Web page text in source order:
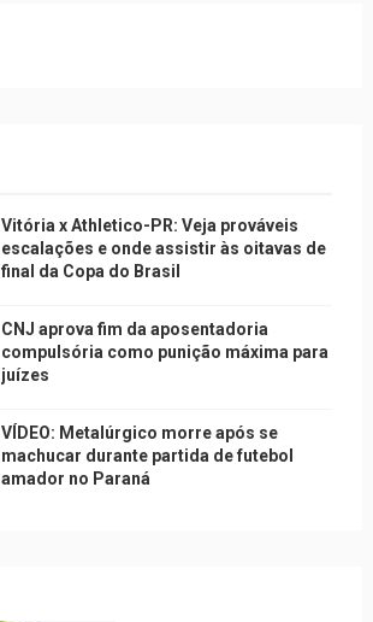
Vitória x Athletico-PR: Veja prováveis
escalações e onde assistir às oitavas de
final da Copa do Brasil
CNJ aprova fim da aposentadoria
compulsória como punição máxima para
juízes
VÍDEO: Metalúrgico morre após se
machucar durante partida de futebol
amador no Paraná